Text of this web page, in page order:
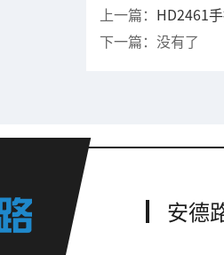
上一篇： HD2461
下一篇：没有了
安德